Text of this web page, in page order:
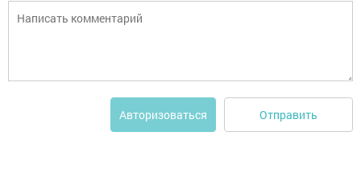
Авторизоваться Отправить